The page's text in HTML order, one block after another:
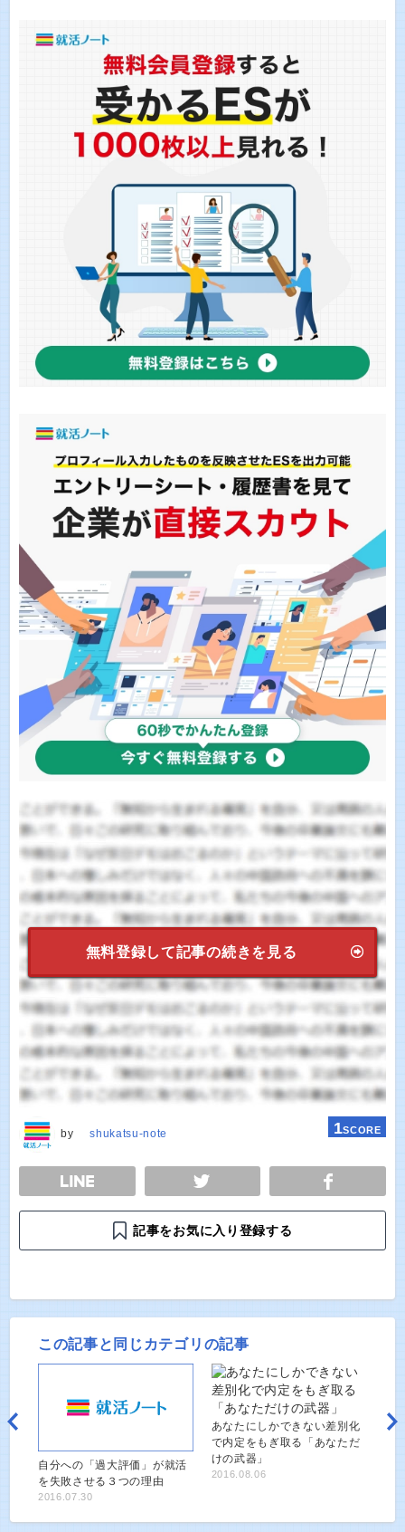
無料登録して記事の続きを見る
by shukatsu-note 1SCORE
TWEET
記事をお気に入り登録する
この記事と同じカテゴリの記事
自分への「過大評価」が就活
を失敗させる３つの理由
2016.07.30
あなたにしかできない差別化
で内定をもぎ取る「あなただ
けの武器」
2016.08.06